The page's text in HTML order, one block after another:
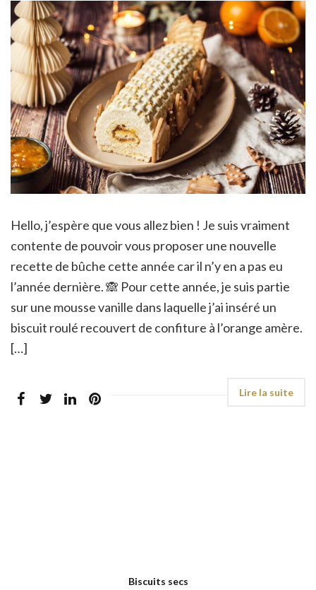
Hello, j’espère que vous allez bien ! Je suis vraiment
contente de pouvoir vous proposer une nouvelle
recette de bûche cette année car il n’y en a pas eu
l’année dernière. 🙈 Pour cette année, je suis partie
sur une mousse vanille dans laquelle j’ai inséré un
biscuit roulé recouvert de confiture à l’orange amère.
[…]
Biscuits secs